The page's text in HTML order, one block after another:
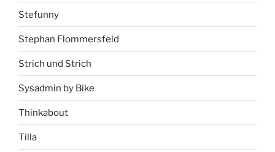
Stefunny
Stephan Flommersfeld
Strich und Strich
Sysadmin by Bike
Thinkabout
Tilla